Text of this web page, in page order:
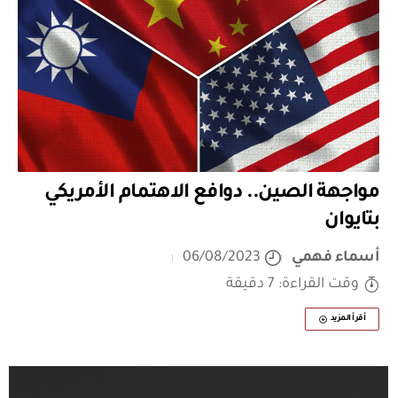
مواجهة الصين.. دوافع الاهتمام الأمريكي
بتايوان
أسماء فهمي
06/08/2023
وقت القراءة: 7 دقيقة
أقرأ المزيد